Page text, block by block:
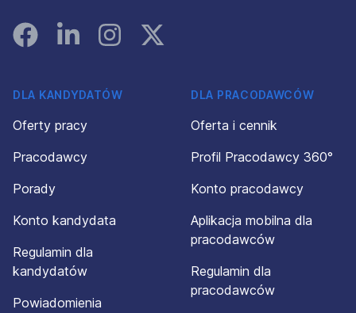
FacebookLinked InInstagramInstagram
DLA KANDYDATÓW
Oferty pracy
Pracodawcy
Porady
Konto kandydata
Regulamin dla
kandydatów
Powiadomienia
DLA PRACODAWCÓW
Oferta i cennik
Profil Pracodawcy 360°
Konto pracodawcy
Aplikacja mobilna dla
pracodawców
Regulamin dla
pracodawców